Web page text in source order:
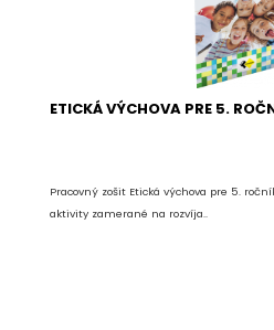
ETICKÁ VÝCHOVA PRE 5.
Pracovný zošit Etická výchova pre 5.
aktivity zamerané na rozvíja..